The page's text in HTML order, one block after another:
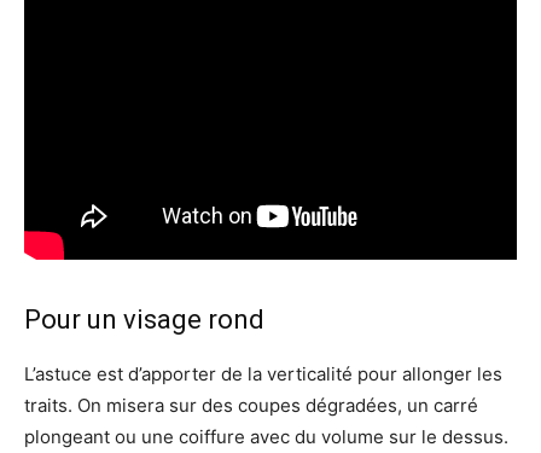
Pour un visage rond
L’astuce est d’apporter de la verticalité pour allonger les
traits. On misera sur des coupes dégradées, un carré
plongeant ou une coiffure avec du volume sur le dessus.